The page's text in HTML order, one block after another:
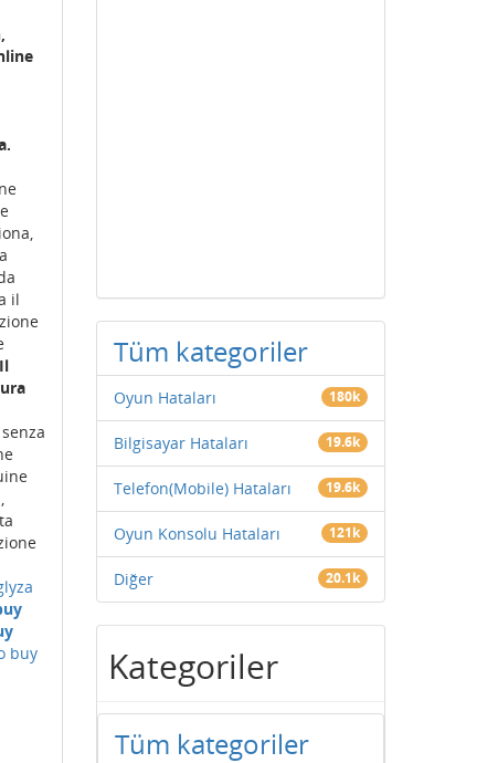
il
Il
buy
Tüm kategoriler
Oyun Hataları 180k
Bilgisayar Hataları 19.6k
Telefon(Mobile) Hataları 19.6k
Oyun Konsolu Hataları 121k
Diğer 20.1k
Kategoriler
Tüm kategoriler